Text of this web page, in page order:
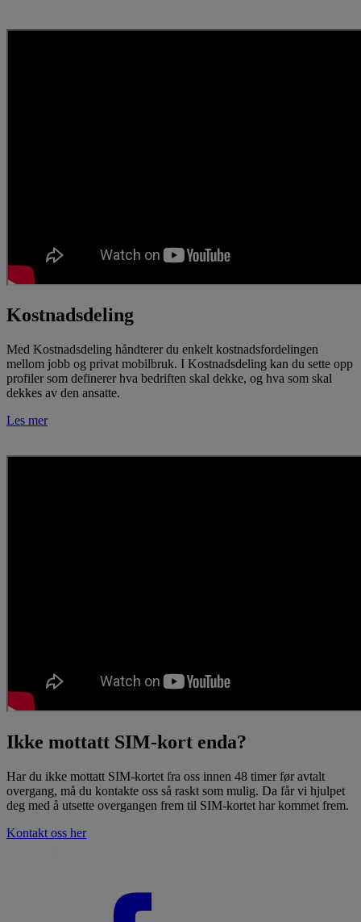
Kostnadsdeling
Med Kostnadsdeling håndterer du enkelt kostnadsfordelingen
mellom jobb og privat mobilbruk. I Kostnadsdeling kan du sette opp
profiler som definerer hva bedriften skal dekke, og hva som skal
dekkes av den ansatte.
Les mer
Ikke mottatt SIM-kort enda?
Har du ikke mottatt SIM-kortet fra oss innen 48 timer før avtalt
overgang, må du kontakte oss så raskt som mulig. Da får vi hjulpet
deg med å utsette overgangen frem til SIM-kortet har kommet frem.
Kontakt oss her